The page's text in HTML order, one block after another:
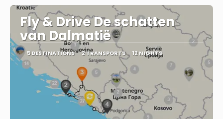
Fly & Drive De schatten
van Dalmatië
5 DESTINATIONS 2 TRANSPORTS 12 NIGHTS